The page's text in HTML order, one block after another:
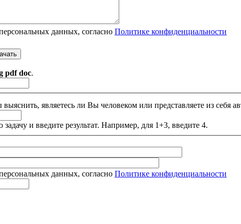
данных, согласно Политике конфиденциальности
pdf doc.
выяснить, являетесь ли Вы человеком или представляете из себя
и введите результат. Например, для 1+3, введите 4.
данных, согласно Политике конфиденциальности